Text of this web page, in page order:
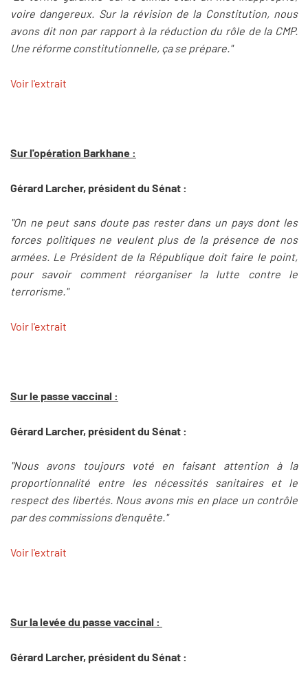
voire dangereux. Sur la révision de la Constitution, nous
avons dit non par rapport à la réduction du rôle de la CMP.
Une réforme constitutionnelle, ça se prépare."
Voir l'extrait
Sur l'opération Barkhane :
Gérard Larcher, président du Sénat :
"On ne peut sans doute pas rester dans un pays dont les
forces politiques ne veulent plus de la présence de nos
armées. Le Président de la République doit faire le point,
pour savoir comment réorganiser la lutte contre le
terrorisme."
Voir l'extrait
Sur le passe vaccinal :
Gérard Larcher, président du Sénat :
"Nous avons toujours voté en faisant attention à la
proportionnalité entre les nécessités sanitaires et le
respect des libertés. Nous avons mis en place un contrôle
par des commissions d'enquête."
Voir l'extrait
Sur la levée du passe vaccinal :
Gérard Larcher, président du Sénat :